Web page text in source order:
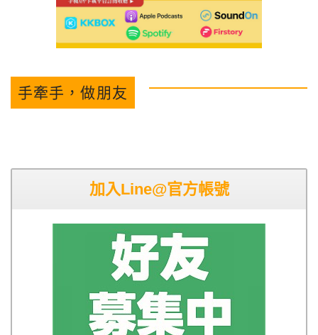
手牽手，做朋友
加入Line@官方帳號